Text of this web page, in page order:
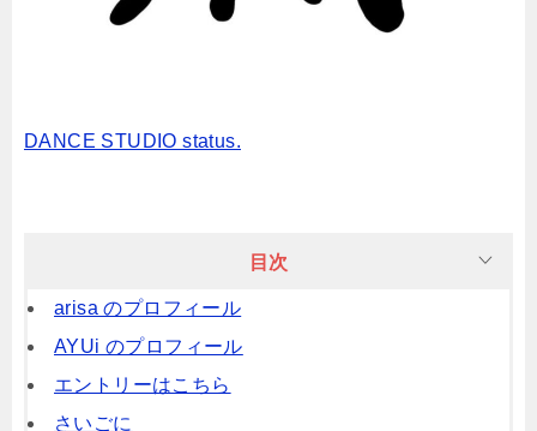
DANCE STUDIO status.
目次
arisa のプロフィール
AYUi のプロフィール
エントリーはこちら
さいごに